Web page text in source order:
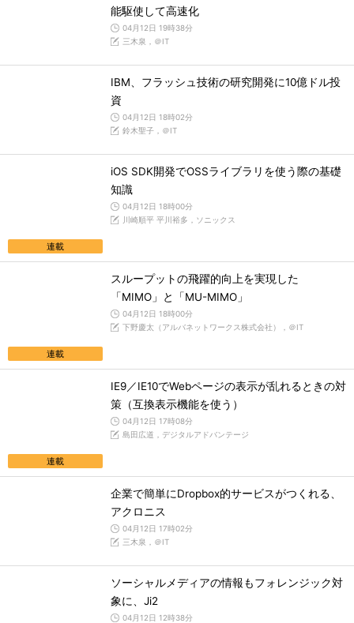
能駆使して高速化
04月12日 19時38分
三木泉，＠IT
IBM、フラッシュ技術の研究開発に10億ドル投
資
04月12日 18時02分
鈴木聖子，＠IT
連載
iOS SDK開発でOSSライブラリを使う際の基礎
知識
04月12日 18時00分
川崎順平 平川裕多，ソニックス
連載
スループットの飛躍的向上を実現した
「MIMO」と「MU-MIMO」
04月12日 18時00分
下野慶太（アルバネットワークス株式会社），＠IT
連載
IE9／IE10でWebページの表示が乱れるときの対
策（互換表示機能を使う）
04月12日 17時08分
島田広道，デジタルアドバンテージ
企業で簡単にDropbox的サービスがつくれる、
アクロニス
04月12日 17時02分
三木泉，＠IT
ソーシャルメディアの情報もフォレンジック対
象に、Ji2
04月12日 12時38分